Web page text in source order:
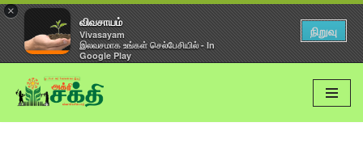
×
விவசாயம்
Vivasayam
இலவசமாக உங்கள் செல்பேசியில் - In
Google Play
நிறுவு
Skip
to